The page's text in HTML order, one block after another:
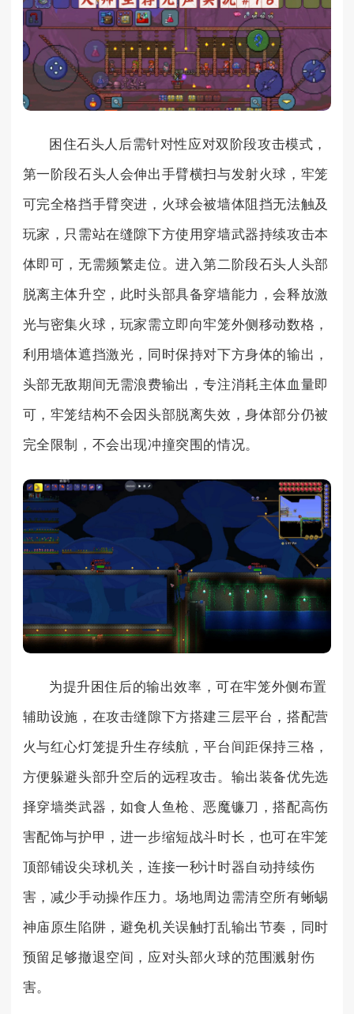
困住石头人后需针对性应对双阶段攻击模式，
第一阶段石头人会伸出手臂横扫与发射火球，牢笼
可完全格挡手臂突进，火球会被墙体阻挡无法触及
玩家，只需站在缝隙下方使用穿墙武器持续攻击本
体即可，无需频繁走位。进入第二阶段石头人头部
脱离主体升空，此时头部具备穿墙能力，会释放激
光与密集火球，玩家需立即向牢笼外侧移动数格，
利用墙体遮挡激光，同时保持对下方身体的输出，
头部无敌期间无需浪费输出，专注消耗主体血量即
可，牢笼结构不会因头部脱离失效，身体部分仍被
完全限制，不会出现冲撞突围的情况。
为提升困住后的输出效率，可在牢笼外侧布置
辅助设施，在攻击缝隙下方搭建三层平台，搭配营
火与红心灯笼提升生存续航，平台间距保持三格，
方便躲避头部升空后的远程攻击。输出装备优先选
择穿墙类武器，如食人鱼枪、恶魔镰刀，搭配高伤
害配饰与护甲，进一步缩短战斗时长，也可在牢笼
顶部铺设尖球机关，连接一秒计时器自动持续伤
害，减少手动操作压力。场地周边需清空所有蜥蜴
神庙原生陷阱，避免机关误触打乱输出节奏，同时
预留足够撤退空间，应对头部火球的范围溅射伤
害。